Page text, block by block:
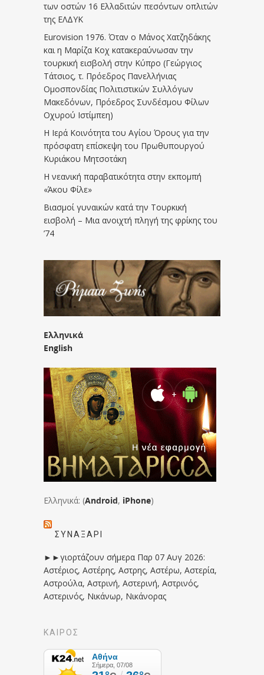
των οστών 16 Ελλαδιτών πεσόντων οπλιτών
της ΕΛΔΥΚ
Eurovision 1976. Όταν ο Μάνος Χατζηδάκης
και η Μαρίζα Κοχ κατακεραύνωσαν την
τουρκική εισβολή στην Κύπρο (Γεώργιος
Τάτσιος, τ. Πρόεδρος Πανελλήνιας
Ομοσπονδίας Πολιτιστικών Συλλόγων
Μακεδόνων, Πρόεδρος Συνδέσμου Φίλων
Οχυρού Ιστίμπεη)
Η Ιερά Κοινότητα του Αγίου Όρους για την
πρόσφατη επίσκεψη του Πρωθυπουργού
Κυριάκου Μητσοτάκη
Η νεανική παραβατικότητα στην εκπομπή
«Άκου Φίλε»
Βιασμοί γυναικών κατά την Τουρκική
εισβολή – Μια ανοιχτή πληγή της φρίκης του
’74
Ελληνικά
English
Ελληνικά: (Android, iPhone)
ΣΥΝΑΞΆΡΙ
►►γιορτάζουν σήμερα Παρ 07 Αυγ 2026:
Αστέριος, Αστέρης, Αστρης, Αστέρω, Αστερία,
Αστρούλα, Αστρινή, Αστερινή, Αστρινός,
Αστερινός, Νικάνωρ, Νικάνορας
ΚΑΙΡΟΣ